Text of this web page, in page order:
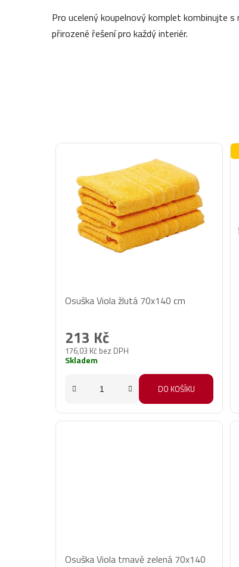
Pro ucelený koupelnový komplet kombinujte
přirozené řešení pro každý interiér.
hodnocení
je
5,0
5
Osuška Viola žlutá 70x140 cm
176,03 Kč bez DPH
213 Kč
Skladem
DO KOŠÍKU
Osuška Viola tmavě zelená 70x140